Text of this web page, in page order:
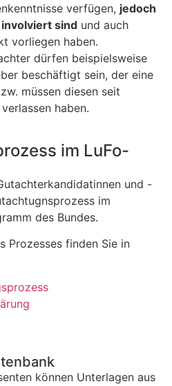
verfügen, jedoch
involviert sind und auch
vorliegen haben.
dürfen beispielsweise
beschäftigt sein, der eine
müssen diesen seit
haben.
im LuFo-
und -
im
des Bundes.
Prozesses finden Sie in
können Unterlagen aus